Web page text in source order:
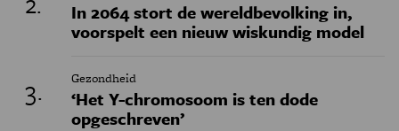
In 2064 stort de wereldbevolking in,
voorspelt een nieuw wiskundig model
Gezondheid
‘Het Y-chromosoom is ten dode
opgeschreven’